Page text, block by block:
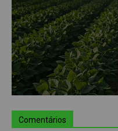
Comentários